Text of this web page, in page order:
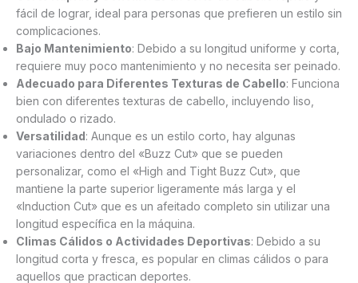
fácil de lograr, ideal para personas que prefieren un estilo sin
complicaciones.
Bajo Mantenimiento: Debido a su longitud uniforme y corta,
requiere muy poco mantenimiento y no necesita ser peinado.
Adecuado para Diferentes Texturas de Cabello: Funciona
bien con diferentes texturas de cabello, incluyendo liso,
ondulado o rizado.
Versatilidad: Aunque es un estilo corto, hay algunas
variaciones dentro del «Buzz Cut» que se pueden
personalizar, como el «High and Tight Buzz Cut», que
mantiene la parte superior ligeramente más larga y el
«Induction Cut» que es un afeitado completo sin utilizar una
longitud específica en la máquina.
Climas Cálidos o Actividades Deportivas: Debido a su
longitud corta y fresca, es popular en climas cálidos o para
aquellos que practican deportes.